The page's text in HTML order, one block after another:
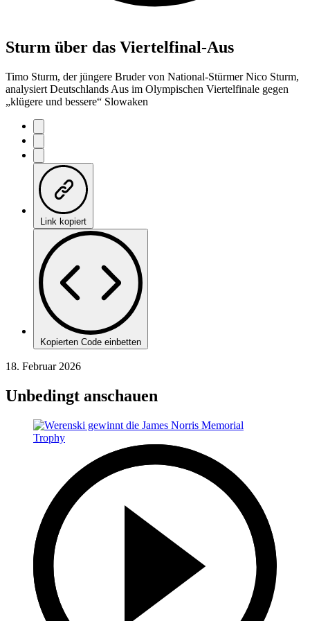
Sturm über das Viertelfinal-Aus
Timo Sturm, der jüngere Bruder von National-Stürmer Nico Sturm,
analysiert Deutschlands Aus im Olympischen Viertelfinale gegen
„klügere und bessere“ Slowaken
Link kopiert
Kopierten Code einbetten
18. Februar 2026
Unbedingt anschauen